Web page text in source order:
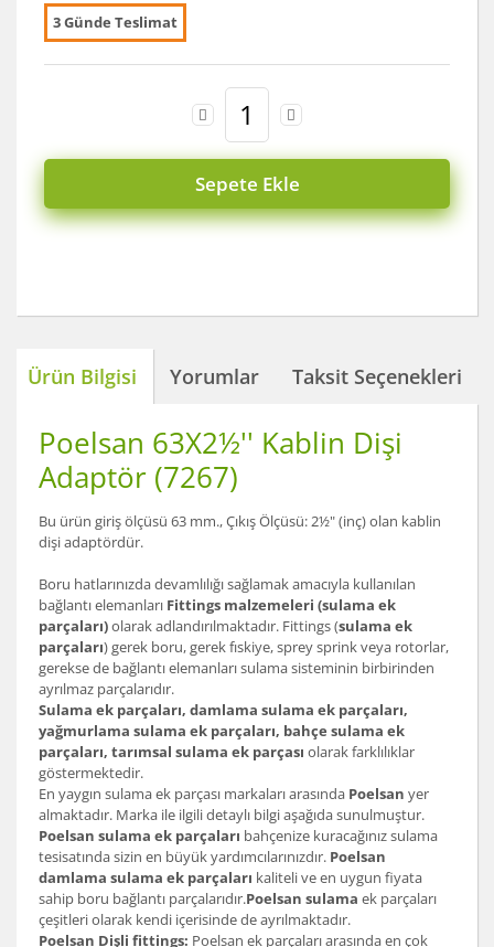
3 Günde Teslimat
Sepete Ekle
Ürün Bilgisi Yorumlar Taksit Seçenekleri
Poelsan 63X2½'' Kablin Dişi
Adaptör (7267)
Bu ürün giriş ölçüsü 63 mm., Çıkış Ölçüsü: 2½" (inç) olan kablin
dişi adaptördür.
Boru hatlarınızda devamlılığı sağlamak amacıyla kullanılan
bağlantı elemanları Fittings malzemeleri (sulama ek
parçaları)olarak adlandırılmaktadır. Fittings (sulama ek
parçaları) gerek boru, gerek fıskiye, sprey sprink veya rotorlar,
gerekse de bağlantı elemanları sulama sisteminin birbirinden
ayrılmaz parçalarıdır.
Sulama ek parçaları, damlama sulama ek parçaları,
yağmurlama sulama ek parçaları, bahçe sulama ek
parçaları, tarımsal sulama ek parçası olarak farklılıklar
göstermektedir.
En yaygın sulama ek parçası markaları arasında Poelsan yer
almaktadır. Marka ile ilgili detaylı bilgi aşağıda sunulmuştur.
Poelsan sulama ek parçaları bahçenize kuracağınız sulama
tesisatında sizin en büyük yardımcılarınızdır. Poelsan
damlama sulama ek parçaları kaliteli ve en uygun fiyata
sahip boru bağlantı parçalarıdır.Poelsan sulama ek parçaları
çeşitleri olarak kendi içerisinde de ayrılmaktadır.
Poelsan Dişli fittings: Poelsan ek parçaları arasında en çok